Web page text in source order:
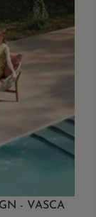
- VASCA